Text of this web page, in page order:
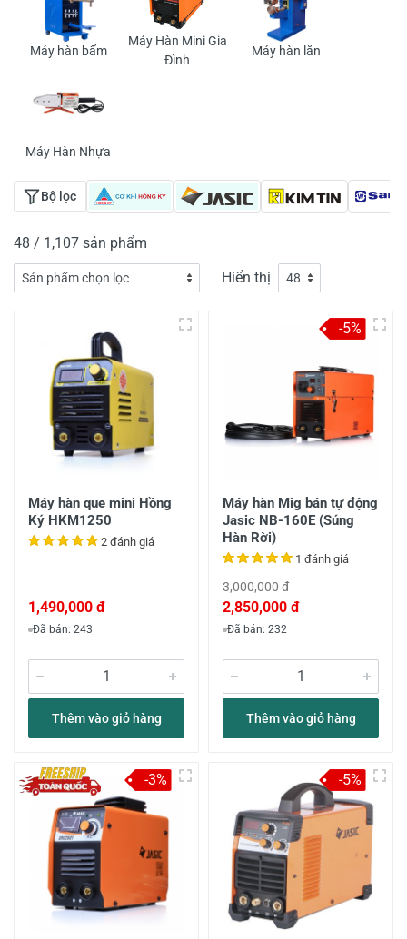
Máy hàn bấm
Máy Hàn Mini Gia
Đình
Máy hàn lăn
Máy Hàn Nhựa
Bộ lọc
48 / 1,107 sản phẩm
Hiển thị
Máy hàn que mini Hồng
Ký HKM1250
2 đánh giá
1,490,000 đ
Đã bán: 243
Thêm vào giỏ hàng
Máy hàn Mig bán tự động
Jasic NB-160E (Súng
Hàn Rời)
1 đánh giá
3,000,000 đ
2,850,000 đ
Đã bán: 232
Thêm vào giỏ hàng
-5%
-3% -5%